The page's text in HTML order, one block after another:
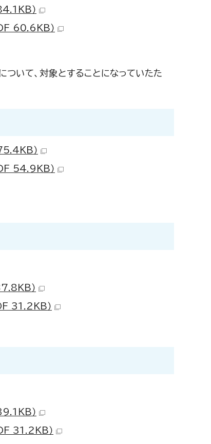
）
60.6KB）
いて、対象とすることになっていたた
）
54.9KB）
）
31.2KB）
）
31.2KB）